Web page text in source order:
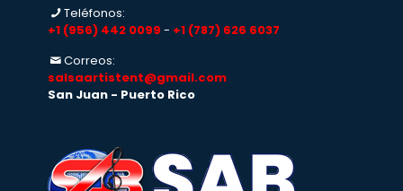
Teléfonos:
+1 (956) 442 0099 - +1 (787) 626 6037
Correos:
salsaartistent@gmail.com
San Juan - Puerto Rico